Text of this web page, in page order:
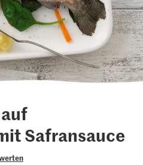
Safransauce